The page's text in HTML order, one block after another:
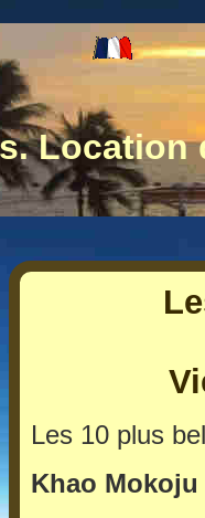
Location
Les 10 plus
Khao Mokoju